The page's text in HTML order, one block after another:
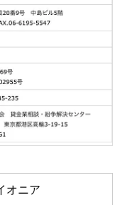
オニア